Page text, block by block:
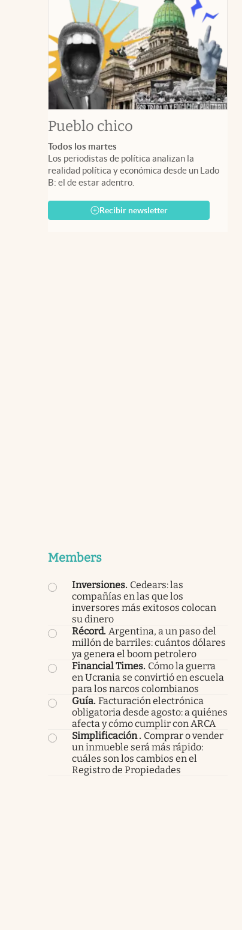
Pueblo chico
Todos los martes
Los periodistas de política analizan la
realidad política y económica desde un Lado
B: el de estar adentro.
Recibir newsletter
Members
Inversiones. Cedears: las
compañías en las que los
inversores más exitosos colocan
su dinero
Récord. Argentina, a un paso del
millón de barriles: cuántos dólares
ya genera el boom petrolero
Financial Times. Cómo la guerra
en Ucrania se convirtió en escuela
para los narcos colombianos
Guía. Facturación electrónica
obligatoria desde agosto: a quiénes
afecta y cómo cumplir con ARCA
Simplificación. Comprar o vender
un inmueble será más rápido:
cuáles son los cambios en el
Registro de Propiedades